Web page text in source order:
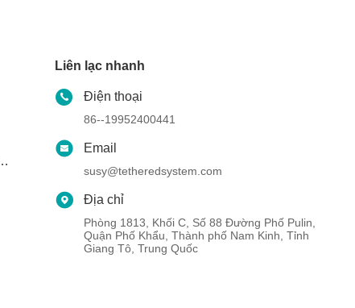
Liên lạc nhanh
Điện thoại
86--19952400441
Email
susy@tetheredsystem.com
Địa chỉ
Phòng 1813, Khối C, Số 88 Đường Phố Pulin,
Quận Phố Khẩu, Thành phố Nam Kinh, Tỉnh
Giang Tô, Trung Quốc